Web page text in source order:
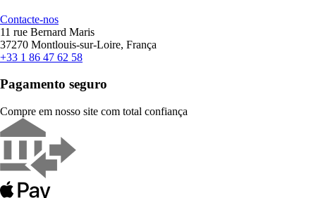
Contacte-nos
11 rue Bernard Maris
37270 Montlouis-sur-Loire, França
+33 1 86 47 62 58
Pagamento seguro
Compre em nosso site com total confiança